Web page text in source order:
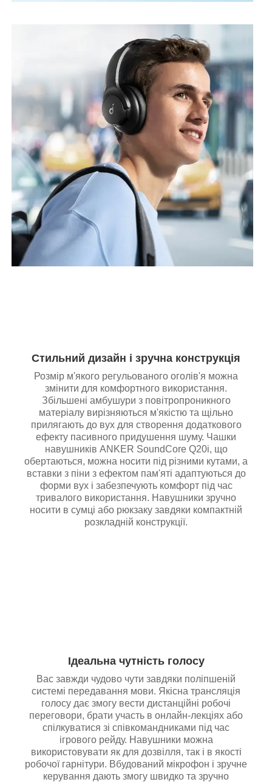
Стильний дизайн і зручна конструкція
Розмір м'якого регульованого оголів'я можна
змінити для комфортного використання.
Збільшені амбушури з повітропроникного
матеріалу вирізняються м'якістю та щільно
прилягають до вух для створення додаткового
ефекту пасивного придушення шуму. Чашки
навушників ANKER SoundCore Q20i, що
обертаються, можна носити під різними кутами, а
вставки з піни з ефектом пам'яті адаптуються до
форми вух і забезпечують комфорт під час
тривалого використання. Навушники зручно
носити в сумці або рюкзаку завдяки компактній
розкладній конструкції.
Ідеальна чутність голосу
Вас завжди чудово чути завдяки поліпшеній
системі передавання мови. Якісна трансляція
голосу дає змогу вести дистанційні робочі
переговори, брати участь в онлайн-лекціях або
спілкуватися зі співкомандниками під час
ігрового рейду. Навушники можна
використовувати як для дозвілля, так і в якості
робочої гарнітури. Вбудований мікрофон і зручне
керування дають змогу швидко та зручно